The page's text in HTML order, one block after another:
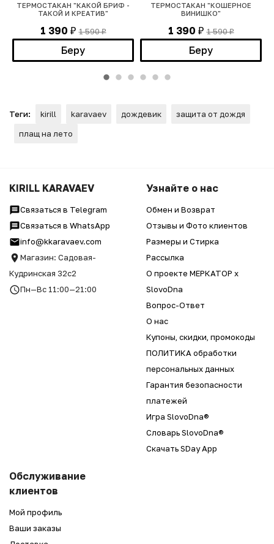
ТЕРМОСТАКАН "КАКОЙ БРИФ -
ТАКОЙ И КРЕАТИВ"
1 390 ₽ 1 590₽
Беру
ТЕРМОСТАКАН "КОШЕРНОЕ
ВИНИШКО"
1 390 ₽ 1 590₽
Беру
Теги: kirill karavaev дождевик
защита от дождя
плащ на лето
KIRILL KARAVAEV
Связаться в Telegram
Связаться в WhatsApp
info@kkaravaev.com
Магазин: Садовая-
Кудринская 32с2
Пн—Вс 11:00—21:00
Узнайте о нас
Обмен и Возврат
Отзывы и Фото клиентов
Размеры и Стирка
Рассылка
О проекте МЕРКАТОР x
SlovoDna
Вопрос-Ответ
О нас
Купоны, скидки, промокоды
ПОЛИТИКА обработки
персональных данных
Гарантия безопасности
платежей
Игра SlovoDna®
Словарь SlovoDna®
Скачать SDay App
Обслуживание
клиентов
Мой профиль
Ваши заказы